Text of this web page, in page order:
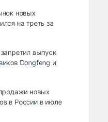
новых
на треть за
выпуск
Dongfeng и
новых
в России в июле